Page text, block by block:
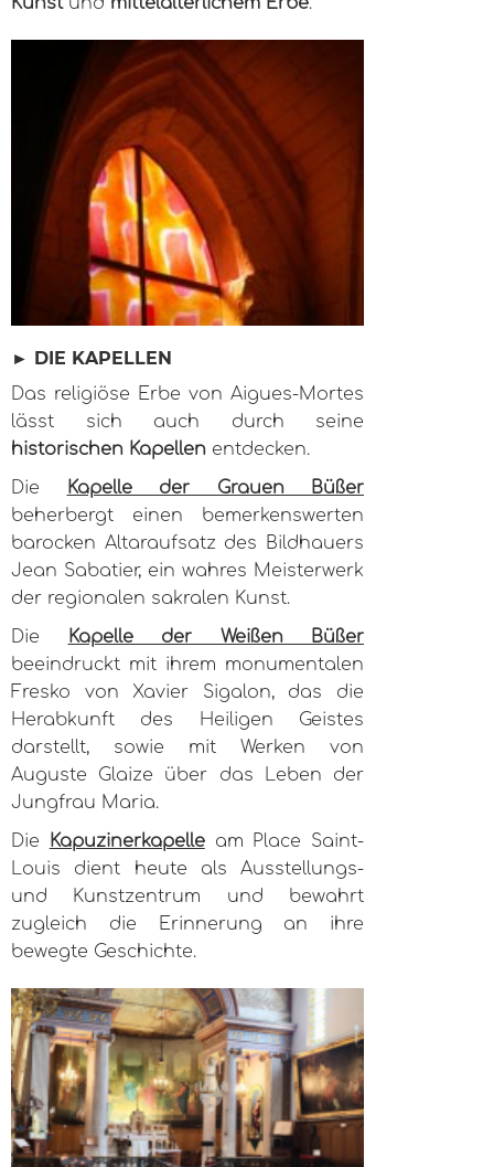
► DIE KAPELLEN
Das religiöse Erbe von Aigues-Mortes
lässt sich auch durch seine
historischen Kapellen entdecken.
Die Kapelle der Grauen Büßer
beherbergt einen bemerkenswerten
barocken Altaraufsatz des Bildhauers
Jean Sabatier, ein wahres Meisterwerk
der regionalen sakralen Kunst.
Die Kapelle der Weißen Büßer
beeindruckt mit ihrem monumentalen
Fresko von Xavier Sigalon, das die
Herabkunft des Heiligen Geistes
darstellt, sowie mit Werken von
Auguste Glaize über das Leben der
Jungfrau Maria.
Die Kapuzinerkapelle am Place Saint-
Louis dient heute als Ausstellungs-
und Kunstzentrum und bewahrt
zugleich die Erinnerung an ihre
bewegte Geschichte.